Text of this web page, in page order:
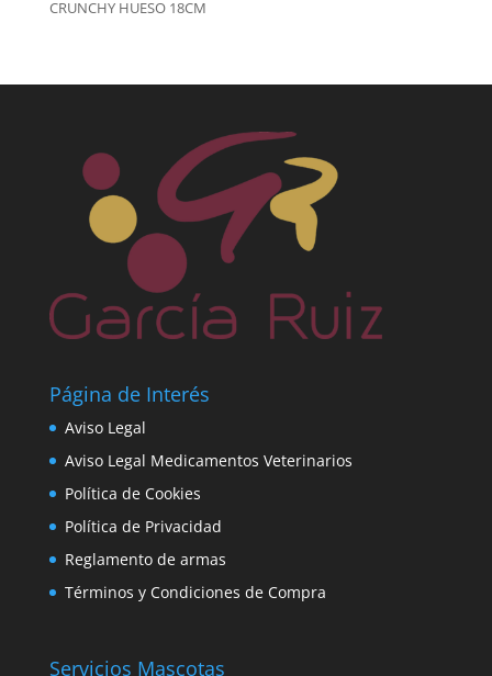
CRUNCHY HUESO 18CM
Página de Interés
Aviso Legal
Aviso Legal Medicamentos Veterinarios
Política de Cookies
Política de Privacidad
Reglamento de armas
Términos y Condiciones de Compra
Servicios Mascotas